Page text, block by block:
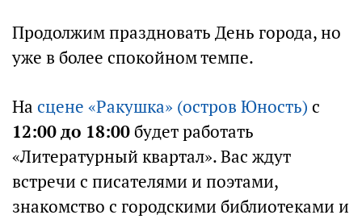
Продолжим праздновать День города, но
уже в более спокойном темпе.
На сцене «Ракушка» (остров Юность) с
12:00 до 18:00будет работать
«Литературный квартал». Вас ждут
встречи с писателями и поэтами,
знакомство с городскими библиотеками и